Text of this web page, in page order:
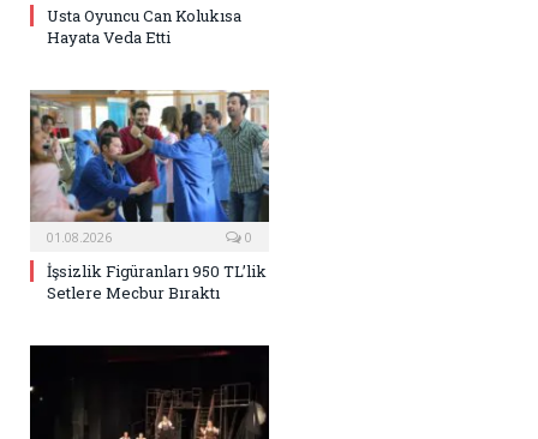
Usta Oyuncu Can Kolukısa
Hayata Veda Etti
01.08.2026 0
İşsizlik Figüranları 950 TL’lik
Setlere Mecbur Bıraktı